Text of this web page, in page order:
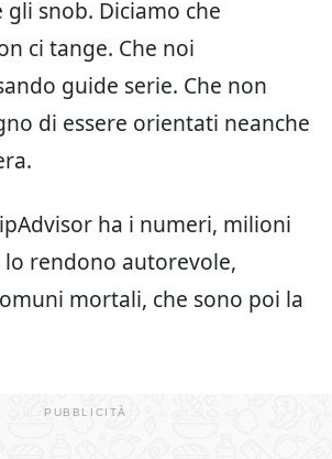
gli snob. Diciamo che
ci tange. Che noi
guide serie. Che non
di essere orientati neanche
ha i numeri, milioni
rendono autorevole,
mortali, che sono poi la